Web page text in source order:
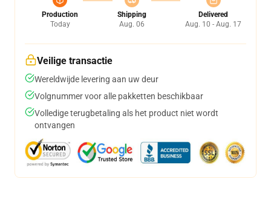
Production
Today
Shipping
Aug. 06
Delivered
Aug. 10 - Aug. 17
Veilige transactie
Wereldwijde levering aan uw deur
Volgnummer voor alle pakketten beschikbaar
Volledige terugbetaling als het product niet wordt
ontvangen